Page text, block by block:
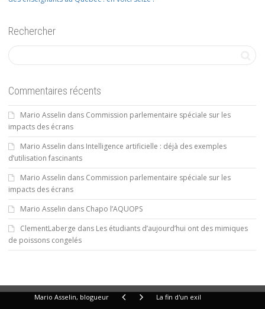
Mario Asselin, blogueur La fin d'un exil
Rechercher
Commentaires récents
Mario Asselin dans Commission parlementaire spéciale sur les
impacts des écrans
Mario Asselin dans Intelligence artificielle : déjà des exemples
d’utilisation fascinants
Mario Asselin dans Commission parlementaire spéciale sur les
impacts des écrans
Mario Asselin dans Chapo l’AQUOPS
ClementLaberge dans Les étudiants d’aujourd’hui ont des mimiques
de poissons congelés